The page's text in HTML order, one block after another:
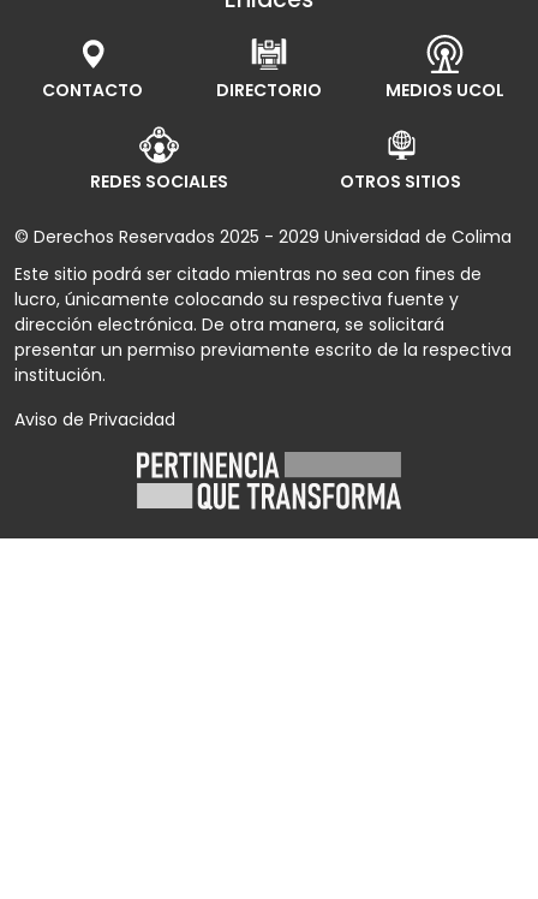
CONTACTO DIRECTORIO MEDIOS UCOL
REDES SOCIALES OTROS SITIOS
© Derechos Reservados 2025 - 2029 Universidad de Colima
Este sitio podrá ser citado mientras no sea con fines de
lucro, únicamente colocando su respectiva fuente y
dirección electrónica. De otra manera, se solicitará
presentar un permiso previamente escrito de la respectiva
institución.
Aviso de Privacidad